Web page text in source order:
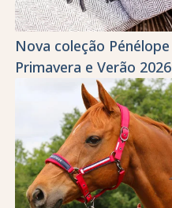
Nova coleção Pénélope
Primavera e Verão 2026